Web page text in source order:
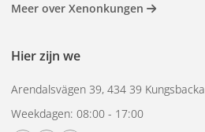
Meer over Xenonkungen
Hier zijn we
Arendalsvägen 39, 434 39 Kungsbacka
Weekdagen: 08:00 - 17:00